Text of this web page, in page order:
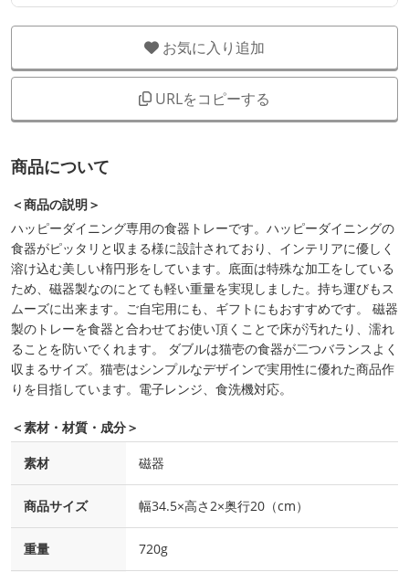
お気に入り追加
URLをコピーする
商品について
＜商品の説明＞
ハッピーダイニング専用の食器トレーです。ハッピーダイニングの
食器がピッタリと収まる様に設計されており、インテリアに優しく
溶け込む美しい楕円形をしています。底面は特殊な加工をしている
ため、磁器製なのにとても軽い重量を実現しました。持ち運びもス
ムーズに出来ます。ご自宅用にも、ギフトにもおすすめです。 磁器
製のトレーを食器と合わせてお使い頂くことで床が汚れたり、濡れ
ることを防いでくれます。 ダブルは猫壱の食器が二つバランスよく
収まるサイズ。猫壱はシンプルなデザインで実用性に優れた商品作
りを目指しています。電子レンジ、食洗機対応。
＜素材・材質・成分＞
素材 磁器
商品サイズ 幅34.5×高さ2×奥行20（cm）
重量 720g